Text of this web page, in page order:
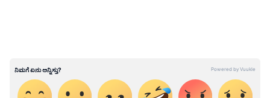
ಒರಗಿಕೊಂಡಂತೆ ನಟಿಸಿ, ಯಾರಿಗೂ ಗೊತ್ತಾಗದಂತೆ ಕಳ್ಳತನ
ಮಾಡಿದ್ದಳು.